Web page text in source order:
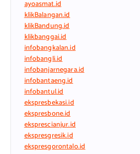
ayoasmat.id
klikBalangan.id
klikBandung.id
klikbanggai.id
infobangkalan.id
infobangli.id
infobanjarnegara.id
infobantaeng.id
infobantul.id
ekspresbekasi.id
ekspresbone.id
eksprescianjur.id
ekspresgresik.id
ekspresgorontalo.id